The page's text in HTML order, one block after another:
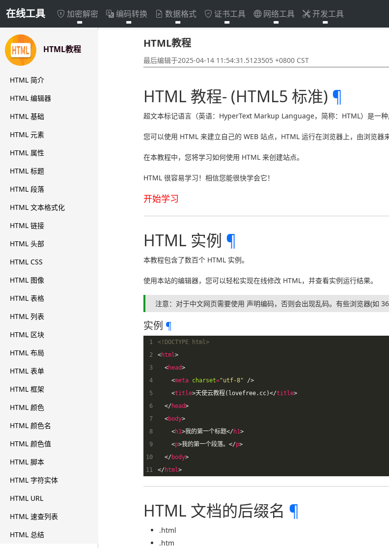
在线工具 加密解密 编码转换 数据格式 证书工具 网络工具 开发工具
HTML教程
HTML教程
HTML 简介
HTML 编辑器
HTML 基础
HTML 元素
HTML 属性
HTML 标题
HTML 段落
HTML 文本格式化
HTML 链接
HTML 头部
HTML CSS
HTML 图像
HTML 表格
HTML 列表
HTML 区块
HTML 布局
HTML 表单
HTML 框架
HTML 颜色
HTML 颜色名
HTML 颜色值
HTML 脚本
HTML 字符实体
HTML URL
HTML 速查列表
HTML 总结
HTML教程
最后编辑于2025-04-14 11:54:31.5123505 +0800 CST
HTML 教程- (HTML5 标准) ¶
超文本标记语言（英语：HyperText Markup Language，简称：HTML）是一种
您可以使用 HTML 来建立自己的 WEB 站点，HTML 运行在浏览器上，由浏览器来
在本教程中，您将学习如何使用 HTML 来创建站点。
HTML 很容易学习！相信您能很快学会它！
开始学习
HTML 实例 ¶
本教程包含了数百个 HTML 实例。
使用本站的编辑器，您可以轻松实现在线修改 HTML，并查看实例运行结果。
注意：对于中文网页需要使用 声明编码，否则会出现乱码。有些浏览器(如
实例 ¶
1
<!DOCTYPE html>
2
<html>
3
<head>
4
<meta charset="utf-8"
/>
5
<title>天使云教程(lovefree.cc)</title>
6
</head>
7
<body>
8
<h1>我的第一个标题</h1>
9
<p>我的第一个段落。 </p>
10
</body>
11
</html>
HTML 文档的后缀名 ¶
.html
.htm